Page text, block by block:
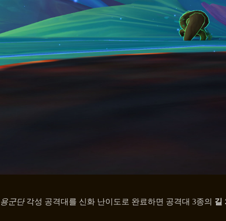
용군단각성 공격대를 신화 난이도로 완료하면 공격대 3종의 길